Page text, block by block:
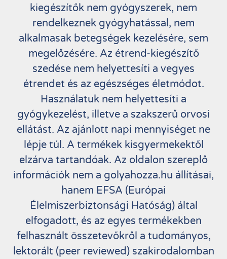
kiegészítők nem gyógyszerek, nem
rendelkeznek gyógyhatással, nem
alkalmasak betegségek kezelésére, sem
megelőzésére. Az étrend-kiegészítő
szedése nem helyettesíti a vegyes
étrendet és az egészséges életmódot.
Használatuk nem helyettesíti a
gyógykezelést, illetve a szakszerű orvosi
ellátást. Az ajánlott napi mennyiséget ne
lépje túl. A termékek kisgyermekektől
elzárva tartandóak. Az oldalon szereplő
információk nem a golyahozza.hu állításai,
hanem EFSA (Európai
Élelmiszerbiztonsági Hatóság) által
elfogadott, és az egyes termékekben
felhasznált összetevőkről a tudományos,
lektorált (peer reviewed) szakirodalomban